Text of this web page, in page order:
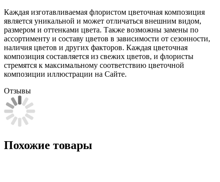
Каждая изготавливаемая флористом цветочная композиция
является уникальной и может отличаться внешним видом,
размером и оттенками цвета. Также возможны замены по
ассортименту и составу цветов в зависимости от сезонности,
наличия цветов и других факторов. Каждая цветочная
композиция составляется из свежих цветов, и флористы
стремятся к максимальному соответствию цветочной
композиции иллюстрации на Сайте.
Отзывы
Похожие товары